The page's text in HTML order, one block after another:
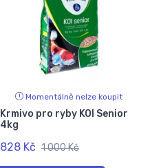
Momentálně nelze koupit
Krmivo pro ryby KOI Senior
4kg
828 Kč 1 000 Kč